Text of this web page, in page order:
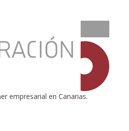
empresarial en Canarias.